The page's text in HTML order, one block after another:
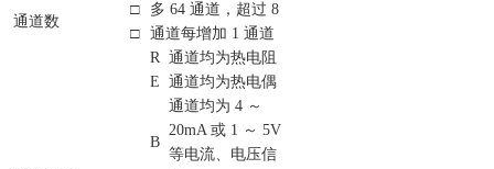
通道数
□
□
多 64 通道，超过 8
通道每增加 1 通道
R 通道均为热电阻
E 通道均为热电偶
B
通道均为 4 ～
20mA 或 1 ～ 5V
等电流、电压信